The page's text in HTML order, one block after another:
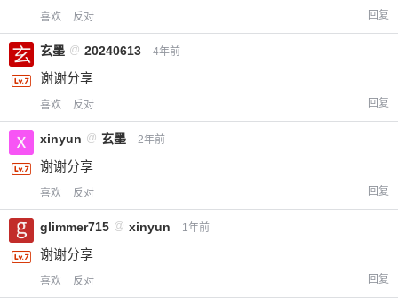
喜欢 反对 回复
玄墨 @ 20240613 4年前
谢谢分享
喜欢 反对 回复
xinyun @ 玄墨 2年前
谢谢分享
喜欢 反对 回复
glimmer715 @ xinyun 1年前
谢谢分享
喜欢 反对 回复